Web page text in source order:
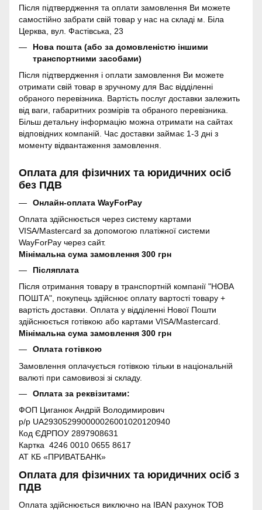
Після підтвердження та оплати замовлення Ви можете
самостійно забрати свій товар у нас на складі м. Біла
Церква, вул. Фастівська, 23
Нова пошта (або за домовленістю іншими
транспортними засобами)
Після підтвердження і оплати замовлення Ви можете
отримати свій товар в зручному для Вас відділенні
обраного перевізника. Вартість послуг доставки залежить
від ваги, габаритних розмірів та обраного перевізника.
Більш детальну інформацію можна отримати на сайтах
відповідних компаній. Час доставки займає 1-3 дні з
моменту відвантаження замовлення.
Оплата для фізичних та юридичних осіб
без ПДВ
Онлайн-оплата WayForPay
Оплата здійснюється через систему картами
VISA/Mastercard за допомогою платіжної системи
WayForPay через сайт.
Мінімальна сума замовлення 300 грн
Післяплата
Після отримання товару в транспортній компанії "НОВА
ПОШТА", покупець здійснює оплату вартості товару +
вартість доставки. Оплата у відділенні Нової Пошти
здійснюється готівкою або картами VISA/Mastercard.
Мінімальна сума замовлення 300 грн
Оплата готівкою
Замовлення оплачується готівкою тільки в національній
валюті при самовивозі зі складу.
Оплата за реквізитами:
ФОП Циганюк Андрій Володимирович
р/р UA293052990000026001020120940
Код ЄДРПОУ 2897908631
Картка 4246 0010 0655 8617
АТ КБ «ПРИВАТБАНК»
Оплата для фізичних та юридичних осіб з
ПДВ
Оплата здійснюється виключно на IBAN рахунок ТОВ